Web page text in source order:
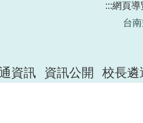
:::網頁導
台
資訊 資訊公開 校長遴